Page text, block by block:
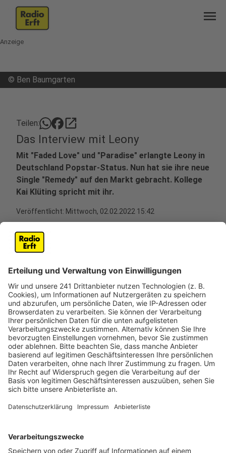
menu
Anzeige
© Ben Baumgarten
Teilen: open_in_new
Das Interview mit Leony
Mit "Faded Love" und "Paradise" erlangte Leony in
Deutschland Popstar-Status. Nun hat sie ihre neue
Single "Remedy" auf den Markt gebracht. Kollege
Kai Klüting spricht mit ihr.
Veröffentlicht: Mittwoch, 02.02.2022 15:42
Anzeige
Die 24-jährige Popsängerin wurde 2014 bei der RTL-
Show "Rising Star" entdeckt und machte in nur
wenigen Jahren große Schritte in ihrer noch jungen
Karriere. Die Sängerin brachte 2020 mit "Paradise" und
2021 mit "Faded Love" zwei absolute Chartsongs
heraus, die jeweils Goldstatus erreichten. Moderator
Kai Klüting hat sich mit ihr zum Zoom-Videointerview
getroffen. Sie sprechen über ihre neue Musik, das, was
sie für dieses Jahr plant, von welchen Künstlern sie
sich inspirieren lässt und es wird auch über die Liebe
Stelle.